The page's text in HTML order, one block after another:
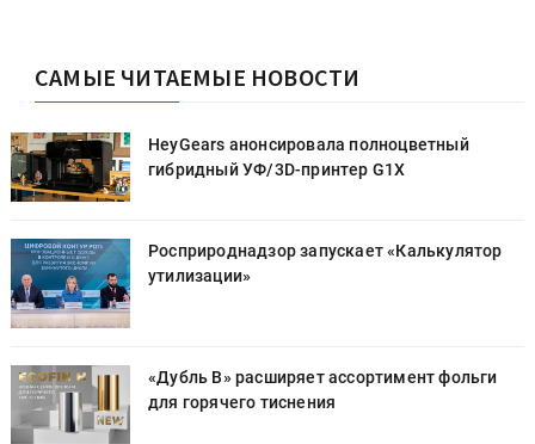
САМЫЕ ЧИТАЕМЫЕ НОВОСТИ
HeyGears анонсировала полноцветный
гибридный УФ/3D-принтер G1X
Росприроднадзор запускает «Калькулятор
утилизации»
«Дубль В» расширяет ассортимент фольги
для горячего тиснения